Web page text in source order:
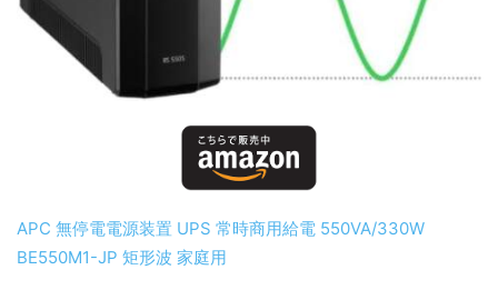
APC 無停電電源装置 UPS 常時商用給電 550VA/330W
BE550M1-JP 矩形波 家庭用